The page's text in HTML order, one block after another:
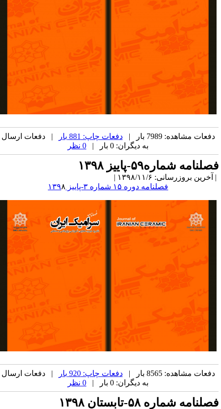
دفعات مشاهده: 7989 بار | دفعات چاپ: 881 بار
| دفعات ارسال
به دیگران: 0 بار |
شماره۵۹-پاییز ۱۳۹۸
بروزرسانی: ۱۳۹۸/۱۱/۶ |
فصلنامه دوره ۱۵ شماره ۳-پاییز ۱۳۹
۸
دفعات مشاهده: 8565 بار | دفعات چاپ: 920 بار
| دفعات ارسال
به دیگران: 0 بار |
شماره ۵۸-تابستان ۱۳۹۸